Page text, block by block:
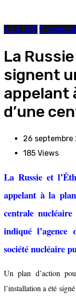
A LA UNE
La
signent
appelant
d’une
26 septembre
185 Views
La Russie et
appelant à la
centrale
indiqué
société nucléaire
Un plan d’action
l’installation a été